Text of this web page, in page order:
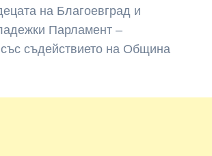
на Благоевград и
Парламент –
съдействието на Община